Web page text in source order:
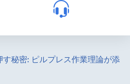
秘密: ピルプレス作業理論が添